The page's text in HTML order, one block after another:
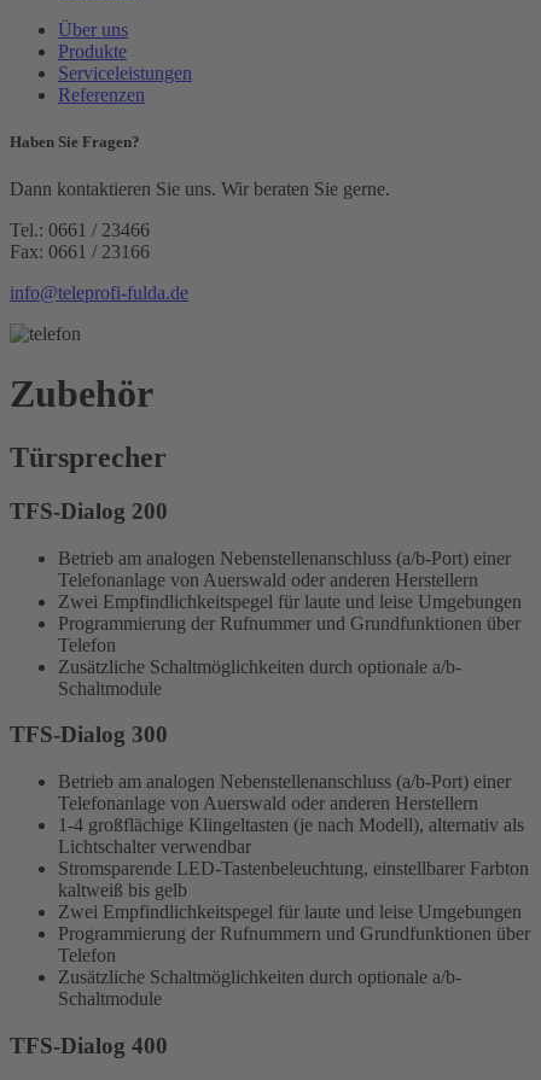
Über uns
Produkte
Serviceleistungen
Referenzen
Haben Sie Fragen?
Dann kontaktieren Sie uns. Wir beraten Sie gerne.
Tel.: 0661 / 23466
Fax: 0661 / 23166
info@teleprofi-fulda.de
Zubehör
Türsprecher
TFS-Dialog 200
Betrieb am analogen Nebenstellenanschluss (a/b-Port) einer
Telefonanlage von Auerswald oder anderen Herstellern
Zwei Empfindlichkeitspegel für laute und leise Umgebungen
Programmierung der Rufnummer und Grundfunktionen über
Telefon
Zusätzliche Schaltmöglichkeiten durch optionale a/b-
Schaltmodule
TFS-Dialog 300
Betrieb am analogen Nebenstellenanschluss (a/b-Port) einer
Telefonanlage von Auerswald oder anderen Herstellern
1-4 großflächige Klingeltasten (je nach Modell), alternativ als
Lichtschalter verwendbar
Stromsparende LED-Tastenbeleuchtung, einstellbarer Farbton
kaltweiß bis gelb
Zwei Empfindlichkeitspegel für laute und leise Umgebungen
Programmierung der Rufnummern und Grundfunktionen über
Telefon
Zusätzliche Schaltmöglichkeiten durch optionale a/b-
Schaltmodule
TFS-Dialog 400